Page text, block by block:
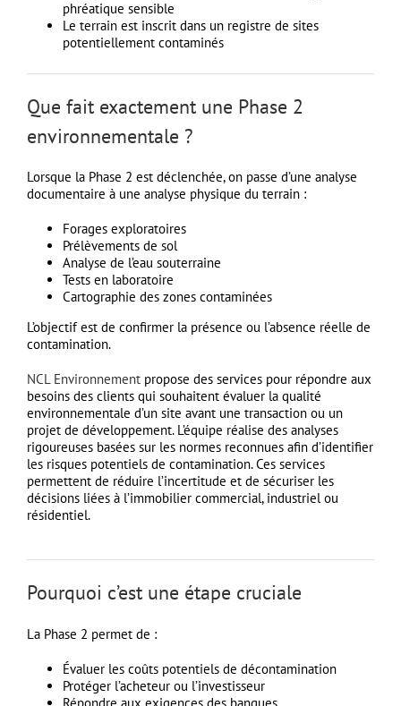
phréatique sensible
Le terrain est inscrit dans un registre de sites
potentiellement contaminés
Que fait exactement une Phase 2
environnementale ?
Lorsque la Phase 2 est déclenchée, on passe d’une analyse
documentaire à une analyse physique du terrain :
Forages exploratoires
Prélèvements de sol
Analyse de l’eau souterraine
Tests en laboratoire
Cartographie des zones contaminées
L’objectif est de confirmer la présence ou l’absence réelle de
contamination.
NCL Environnementpropose des services pour répondre aux
besoins des clients qui souhaitent évaluer la qualité
environnementale d’un site avant une transaction ou un
projet de développement. L’équipe réalise des analyses
rigoureuses basées sur les normes reconnues afin d’identifier
les risques potentiels de contamination. Ces services
permettent de réduire l’incertitude et de sécuriser les
décisions liées à l’immobilier commercial, industriel ou
résidentiel.
Pourquoi c’est une étape cruciale
La Phase 2 permet de :
Évaluer les coûts potentiels de décontamination
Protéger l’acheteur ou l’investisseur
Répondre aux exigences des banques